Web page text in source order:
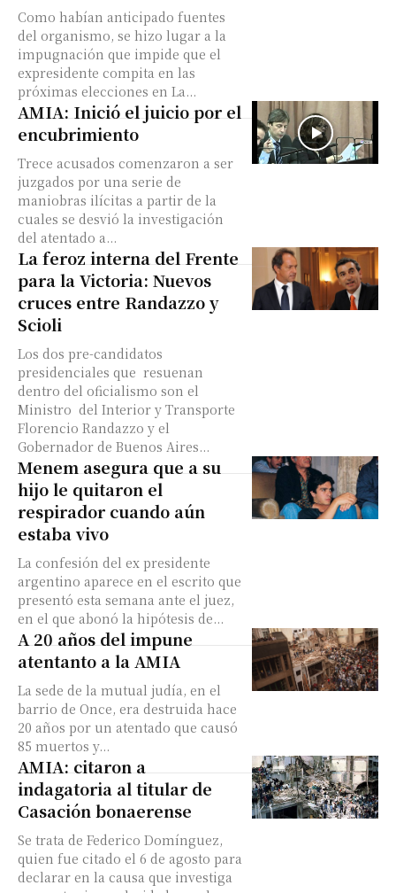
Como habían anticipado fuentes
del organismo, se hizo lugar a la
impugnación que impide que el
expresidente compita en las
próximas elecciones en La...
AMIA: Inició el juicio por el
encubrimiento
Trece acusados comenzaron a ser
juzgados por una serie de
maniobras ilícitas a partir de la
cuales se desvió la investigación
del atentado a...
La feroz interna del Frente
para la Victoria: Nuevos
cruces entre Randazzo y
Scioli
Los dos pre-candidatos
presidenciales que resuenan
dentro del oficialismo son el
Ministro del Interior y Transporte
Florencio Randazzo y el
Gobernador de Buenos Aires...
Menem asegura que a su
hijo le quitaron el
respirador cuando aún
estaba vivo
La confesión del ex presidente
argentino aparece en el escrito que
presentó esta semana ante el juez,
en el que abonó la hipótesis de...
A 20 años del impune
atentanto a la AMIA
La sede de la mutual judía, en el
barrio de Once, era destruida hace
20 años por un atentado que causó
85 muertos y...
AMIA: citaron a
indagatoria al titular de
Casación bonaerense
Se trata de Federico Domínguez,
quien fue citado el 6 de agosto para
declarar en la causa que investiga